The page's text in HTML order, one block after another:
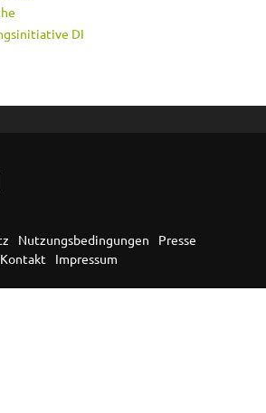
DI
Nutzungsbedingungen
Presse
Kontakt Impressum